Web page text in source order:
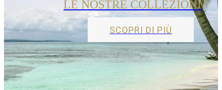
LE NOSTRE COLLEZIONI
SCOPRI DI PIÙ